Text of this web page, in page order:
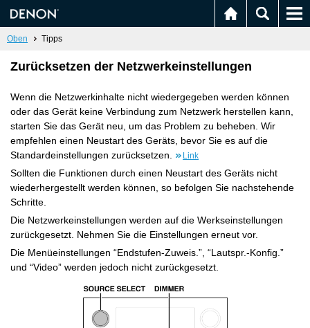
Oben Tipps
Zurücksetzen der Netzwerkeinstellungen
Wenn die Netzwerkinhalte nicht wiedergegeben werden können
oder das Gerät keine Verbindung zum Netzwerk herstellen kann,
starten Sie das Gerät neu, um das Problem zu beheben. Wir
empfehlen einen Neustart des Geräts, bevor Sie es auf die
Standardeinstellungen zurücksetzen.
Link
Sollten die Funktionen durch einen Neustart des Geräts nicht
wiederhergestellt werden können, so befolgen Sie nachstehende
Schritte.
Die Netzwerkeinstellungen werden auf die Werkseinstellungen
zurückgesetzt. Nehmen Sie die Einstellungen erneut vor.
Die Menüeinstellungen “Endstufen-Zuweis.”, “Lautspr.-Konfig.”
und “Video” werden jedoch nicht zurückgesetzt.